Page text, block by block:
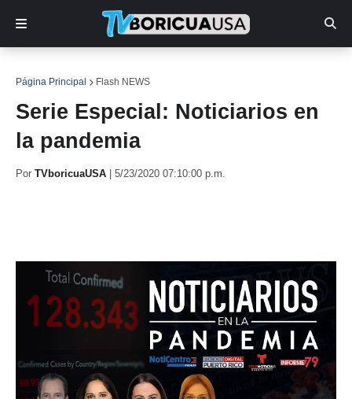
Página Principal Flash NEWS
Serie Especial: Noticiarios en
la pandemia
Por TVboricuaUSA 5/23/2020 07:10:00 p.m.